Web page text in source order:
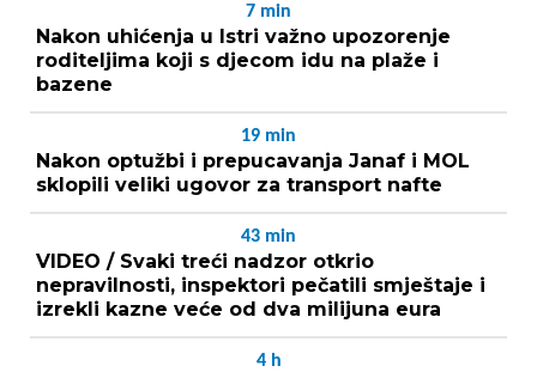
7 min
Nakon uhićenja u Istri važno upozorenje
roditeljima koji s djecom idu na plaže i
bazene
19 min
Nakon optužbi i prepucavanja Janaf i MOL
sklopili veliki ugovor za transport nafte
43 min
VIDEO / Svaki treći nadzor otkrio
nepravilnosti, inspektori pečatili smještaje i
izrekli kazne veće od dva milijuna eura
4 h